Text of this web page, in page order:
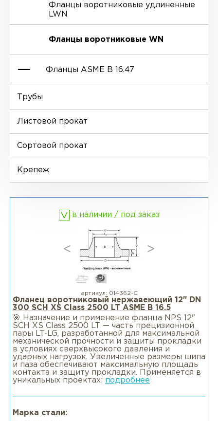
Отводы EN 10253-4
Отводы MSS SP-75
Переходы DIN 2616-1
Переходы DIN 2616-2
Ниппели
Фланцы воротниковые удлиненные
LWN
Фланцы воротниковые WN
Фланцы ASME B 16.47
Трубы
Листовой прокат
Сортовой прокат
Крепеж
в наличии / под заказ
артикул: 014362-С
Фланец воротниковый нержавеющий 12" DN
300 SCH XS Class 2500 LT ASME B 16.5
🎯 Назначение и применение фланца NPS 12"
SCH XS Class 2500 LT — часть прецизионной
пары LT-LG, разработанной для максимальной
механической прочности и защиты прокладки
в условиях сверхвысокого давления и
ударных нагрузок. Увеличенные размеры шипа
и паза обеспечивают максимальную площадь
контакта и защиту прокладки. Применяется в
уникальных проектах: подробнее
Марка стали: